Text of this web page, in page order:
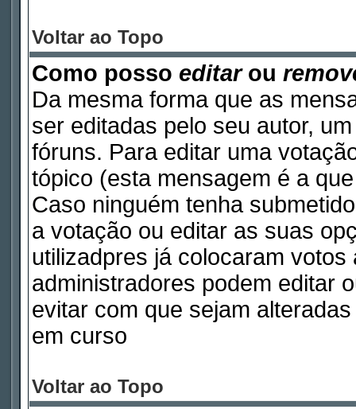
Voltar ao Topo
Como posso editarou
Da mesma forma que as
ser editadas pelo seu autor,
fóruns. Para editar uma
tópico (esta mensagem é a
Caso ninguém tenha
a votação ou editar as suas
utilizadpres já colocaram
administradores podem editar
evitar com que sejam
em curso
Voltar ao Topo